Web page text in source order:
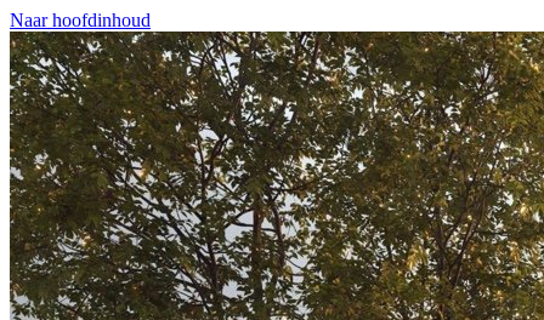
Naar hoofdinhoud